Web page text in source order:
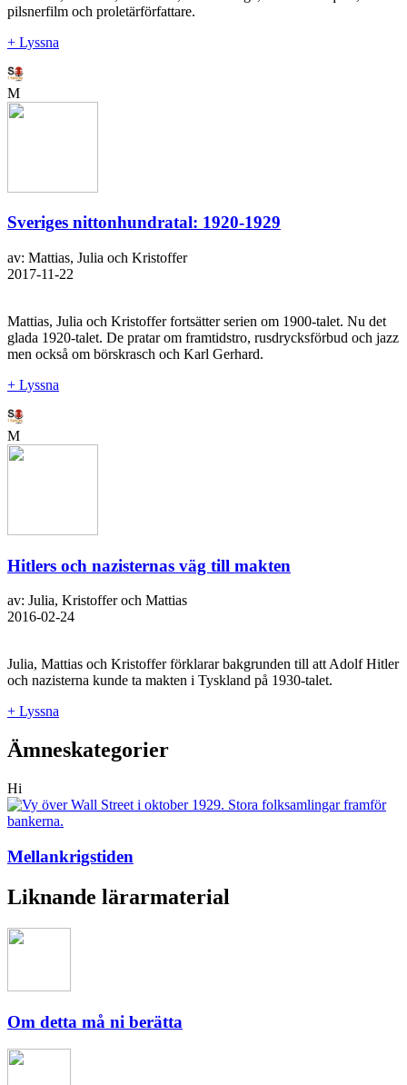
pilsnerfilm och proletärförfattare.
+ Lyssna
M
Sveriges nittonhundratal: 1920-1929
av: Mattias, Julia och Kristoffer
2017-11-22
Mattias, Julia och Kristoffer fortsätter serien om 1900-talet. Nu det
glada 1920-talet. De pratar om framtidstro, rusdrycksförbud och jazz
men också om börskrasch och Karl Gerhard.
+ Lyssna
M
Hitlers och nazisternas väg till makten
av: Julia, Kristoffer och Mattias
2016-02-24
Julia, Mattias och Kristoffer förklarar bakgrunden till att Adolf Hitler
och nazisterna kunde ta makten i Tyskland på 1930-talet.
+ Lyssna
Ämneskategorier
Hi
Mellankrigstiden
Liknande lärarmaterial
Om detta må ni berätta